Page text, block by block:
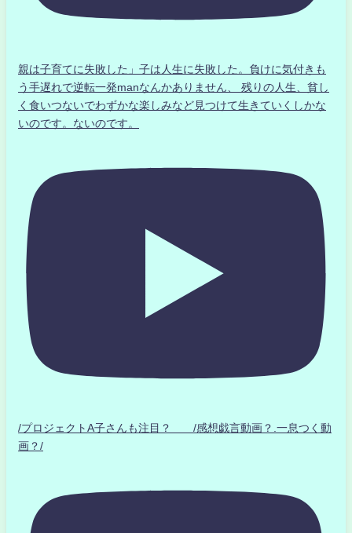
親は子育てに失敗した」子は人生に失敗した。負けに気付きも
う手遅れで逆転一発manなんかありません、 残りの人生、貧し
く食いつないでわずかな楽しみなど見つけて生きていくしかな
いのです。ないのです。
/プロジェクトA子さんも注目？ /感想戯言動画？.一息つく動
画？/